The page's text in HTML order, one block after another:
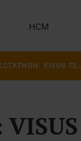
HCM
EPD-PROJECTATHON: